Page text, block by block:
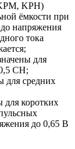
KPH)
ёмкости при
напряжения
тока
для
СН;
для средних
для коротких
до 0,65 В